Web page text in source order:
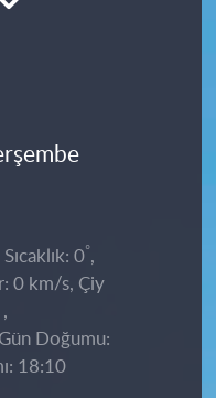
0°,
0 km/s, Çiy
Doğumu:
18:10